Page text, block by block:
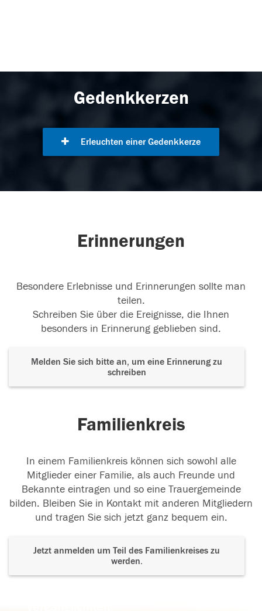
Gedenkkerzen
Erleuchten einer Gedenkkerze
Erinnerungen
Besondere Erlebnisse und Erinnerungen sollte man
teilen.
Schreiben Sie über die Ereignisse, die Ihnen
besonders in Erinnerung geblieben sind.
Melden Sie sich bitte an, um eine Erinnerung zu
schreiben
Familienkreis
In einem Familienkreis können sich sowohl alle
Mitglieder einer Familie, als auch Freunde und
Bekannte eintragen und so eine Trauergemeinde
bilden. Bleiben Sie in Kontakt mit anderen Mitgliedern
und tragen Sie sich jetzt ganz bequem ein.
Jetzt anmelden um Teil des Familienkreises zu
werden.